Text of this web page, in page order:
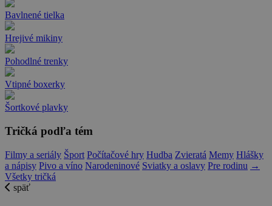
Bavlnené tielka
Hrejivé mikiny
Pohodlné trenky
Vtipné boxerky
Šortkové plavky
Tričká podľa tém
Filmy a seriály Šport Počítačové hry Hudba Zvieratá Memy Hlášky
a nápisy Pivo a víno Narodeninové Sviatky a oslavy Pre rodinu →
Všetky tričká
späť